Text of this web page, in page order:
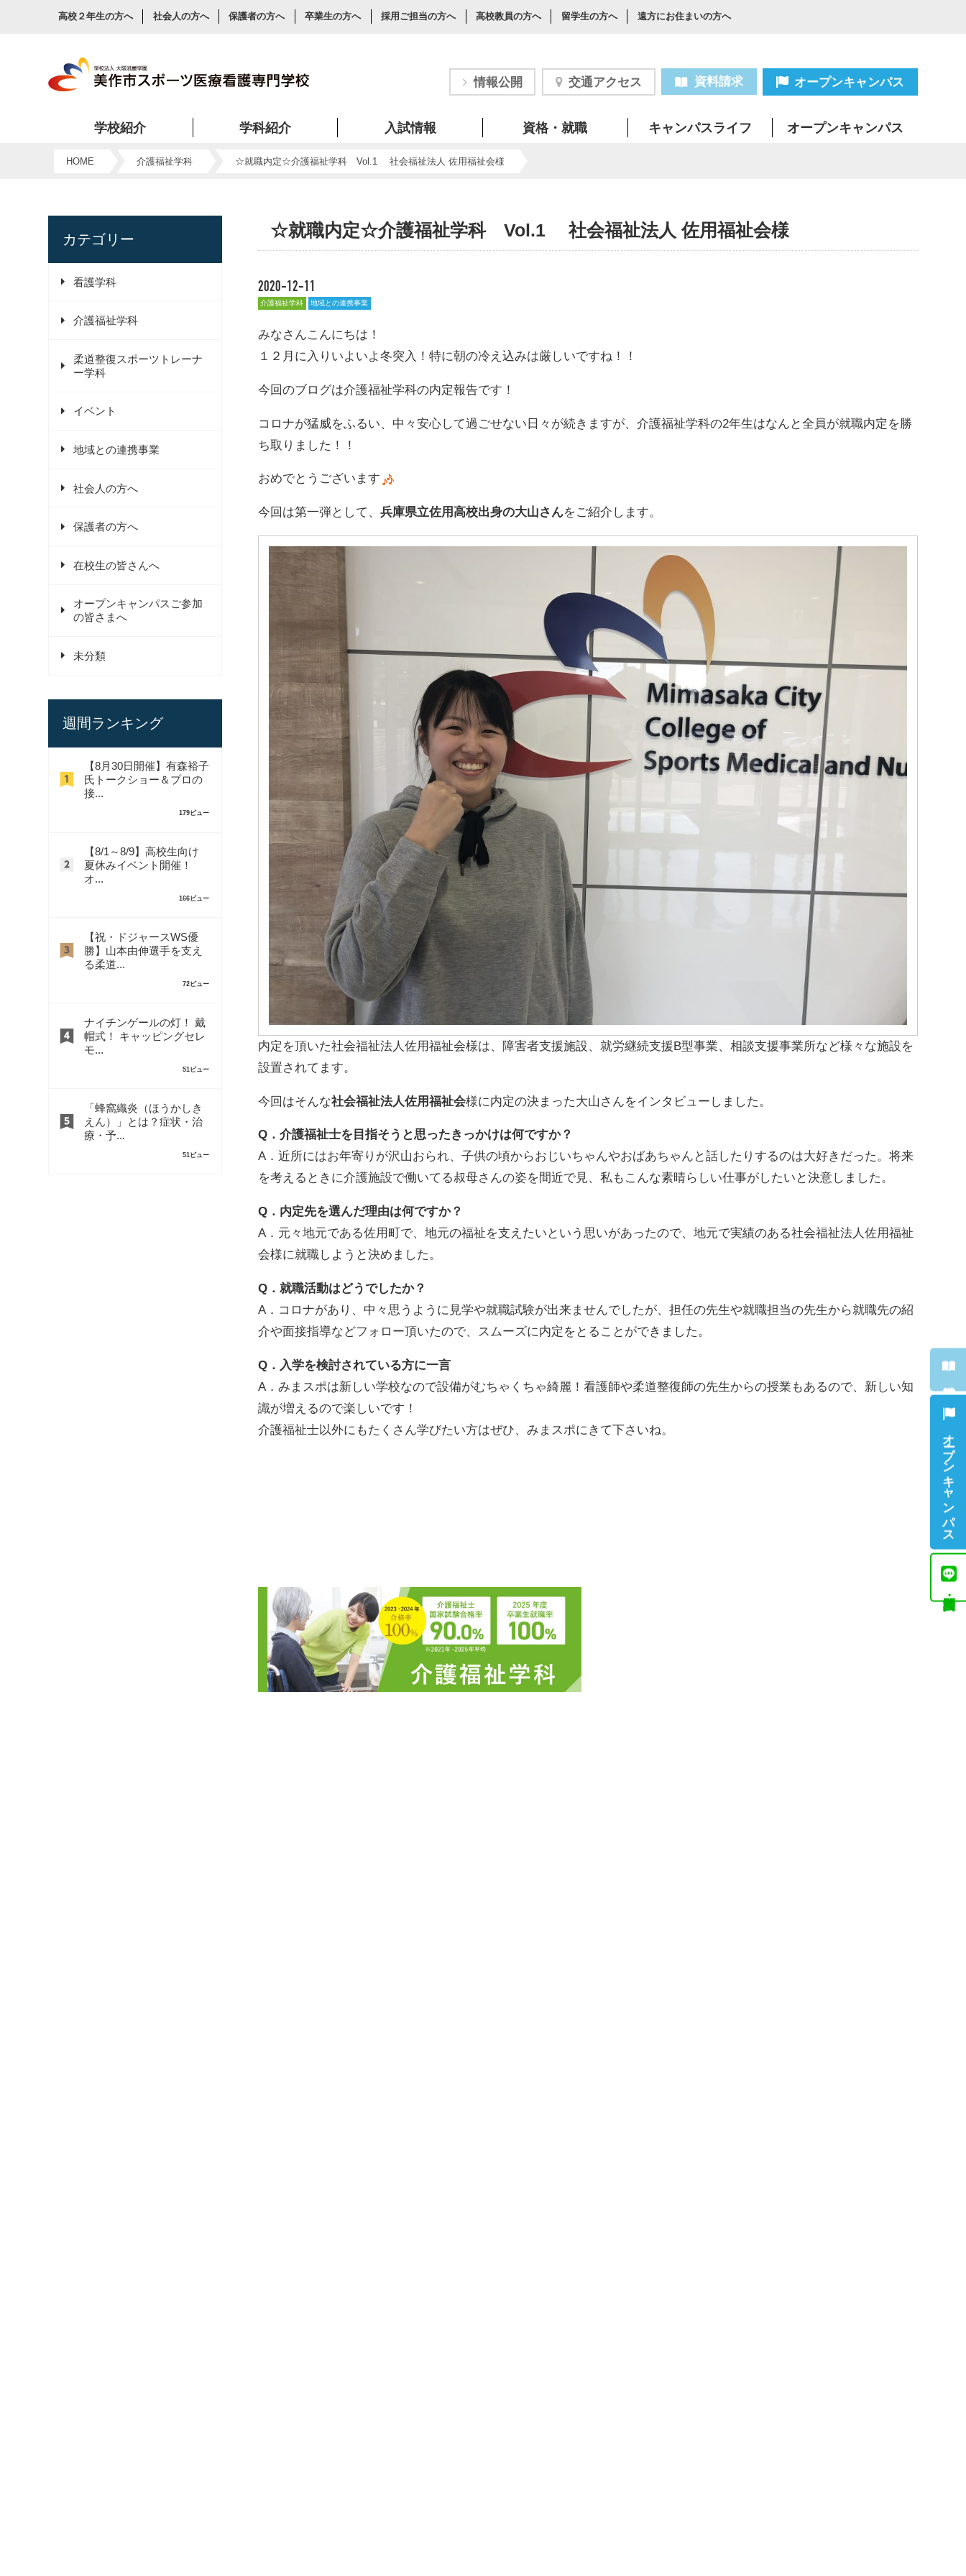
高校２年生の方へ 社会人の方へ 保護者の方へ 卒業生の方へ 採用ご担当の方へ 高校教員の方へ 留学生の方へ 遠方にお住まいの方へ
情報公開 交通アクセス 資料請求 オープンキャンパス
学校紹介 学科紹介 入試情報 資格・就職 キャンパスライフ オープンキャンパス
HOME 介護福祉学科 ☆就職内定☆介護福祉学科 Vol.1 社会福祉法人 佐用福祉会様
カテゴリー
看護学科
介護福祉学科
柔道整復スポーツトレーナ
ー学科
イベント
地域との連携事業
社会人の方へ
保護者の方へ
在校生の皆さんへ
オープンキャンパスご参加
の皆さまへ
未分類
週間ランキング
【8月30日開催】有森裕子
氏トークショー＆プロの
接...
179ビュー
【8/1～8/9】高校生向け
夏休みイベント開催！
オ...
166ビュー
【祝・ドジャースWS優
勝】山本由伸選手を支え
る柔道...
72ビュー
ナイチンゲールの灯！ 戴
帽式！ キャッピングセレ
モ...
51ビュー
「蜂窩織炎（ほうかしき
えん）」とは？症状・治
療・予...
51ビュー
☆就職内定☆介護福祉学科 Vol.1 社会福祉法人 佐用福祉会様
2020-12-11
介護福祉学科 地域との連携事業
みなさんこんにちは！
１２月に入りいよいよ冬突入！特に朝の冷え込みは厳しいですね！！
今回のブログは介護福祉学科の内定報告です！
コロナが猛威をふるい、中々安心して過ごせない日々が続きますが、介護福祉学科の2年生はなんと全員が就職内定を勝
ち取りました！！
おめでとうございます
今回は第一弾として、兵庫県立佐用高校出身の大山さんをご紹介します。
内定を頂いた社会福祉法人佐用福祉会様は、障害者支援施設、就労継続支援B型事業、相談支援事業所など様々な施設を
設置されてます。
今回はそんな社会福祉法人佐用福祉会様に内定の決まった大山さんをインタビューしました。
Q．介護福祉士を目指そうと思ったきっかけは何ですか？
A．近所にはお年寄りが沢山おられ、子供の頃からおじいちゃんやおばあちゃんと話したりするのは大好きだった。将来
を考えるときに介護施設で働いてる叔母さんの姿を間近で見、私もこんな素晴らしい仕事がしたいと決意しました。
Q．内定先を選んだ理由は何ですか？
A．元々地元である佐用町で、地元の福祉を支えたいという思いがあったので、地元で実績のある社会福祉法人佐用福祉
会様に就職しようと決めました。
Q．就職活動はどうでしたか？
A．コロナがあり、中々思うように見学や就職試験が出来ませんでしたが、担任の先生や就職担当の先生から就職先の紹
介や面接指導などフォロー頂いたので、スムーズに内定をとることができました。
Q．入学を検討されている方に一言
A．みまスポは新しい学校なので設備がむちゃくちゃ綺麗！看護師や柔道整復師の先生からの授業もあるので、新しい知
識が増えるので楽しいです！
介護福祉士以外にもたくさん学びたい方はぜひ、みまスポにきて下さいね。
オープンキャンパス